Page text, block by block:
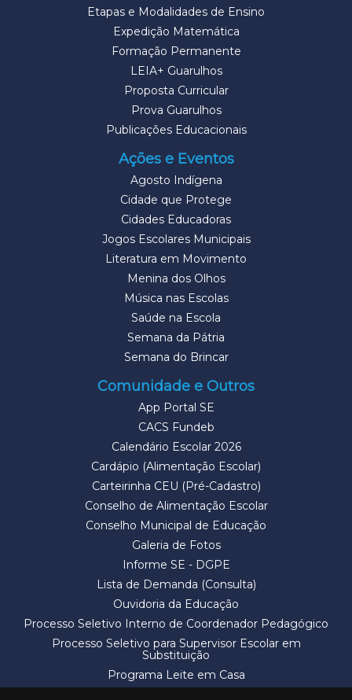
Etapas e Modalidades de Ensino
Expedição Matemática
Formação Permanente
LEIA+ Guarulhos
Proposta Curricular
Prova Guarulhos
Publicações Educacionais
Ações e Eventos
Agosto Indígena
Cidade que Protege
Cidades Educadoras
Jogos Escolares Municipais
Literatura em Movimento
Menina dos Olhos
Música nas Escolas
Saúde na Escola
Semana da Pátria
Semana do Brincar
Comunidade e Outros
App Portal SE
CACS Fundeb
Calendário Escolar 2026
Cardápio (Alimentação Escolar)
Carteirinha CEU (Pré-Cadastro)
Conselho de Alimentação Escolar
Conselho Municipal de Educação
Galeria de Fotos
Informe SE - DGPE
Lista de Demanda (Consulta)
Ouvidoria da Educação
Processo Seletivo Interno de Coordenador Pedagógico
Processo Seletivo para Supervisor Escolar em
Substituição
Programa Leite em Casa